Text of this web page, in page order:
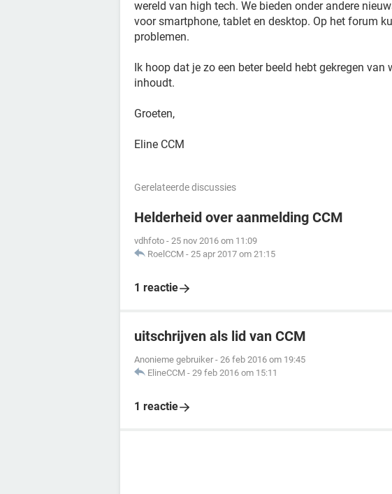
wereld van high tech. We bieden onder andere
voor smartphone, tablet en desktop. Op het forum
problemen.
Ik hoop dat je zo een beter beeld hebt gekregen van
inhoudt.
Groeten,
Eline CCM
Gerelateerde discussies
Helderheid over aanmelding CCM
vdhfoto - 25 nov 2016 om 11:09
RoelCCM - 25 apr 2017 om 21:15
1 reactie
uitschrijven als lid van CCM
Anonieme gebruiker - 26 feb 2016 om 19:45
ElineCCM - 29 feb 2016 om 15:11
1 reactie